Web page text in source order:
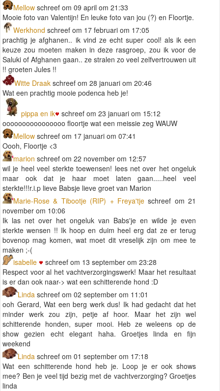
Mellow schreef om 09 april om 21:33
Mooie foto van Valentijn! En leuke foto van jou (?) en Floortje.
Werkhond schreef om 17 februari om 17:05
prachtig je afghanen.. ik vind ze echt super cool! als ik een
keuze zou moeten maken in deze rasgroep, zou ik voor de
Saluki of Afghanen gaan.. ze stralen zo veel zelfvertrouwen uit
!! groeten Jules !!
Witte Draak schreef om 28 januari om 20:46
Wat een prachtig mooie podenca heb je!
pippa en ik
schreef om 23 januari om 15:12
oooooooooooooooo floortje wat een meissie zeg WAUW
Mellow schreef om 17 januari om 07:41
Oooh, Floortje <3
marion schreef om 22 november om 12:57
wil je heel veel sterkte toewensen! lees net over het ongeluk
maar ook dat je haar moet laten gaan.....heel veel
sterkte!!!r.i.p lieve Babsje lieve groet van Marion
Marie-Rose & Tibootje (RIP) + Freya'tje schreef om 21
november om 10:06
Ik las net over het ongeluk van Babs'je en wilde je even
sterkte wensen !! Ik hoop en duim heel erg dat ze er terug
bovenop mag komen, wat moet dit vreselijk zijn om mee te
maken ;-(
isabelle
schreef om 13 september om 23:28
Respect voor al het vachtverzorgingswerk! Maar het resultaat
is er dan ook naar-> wat een schitterende hond :D
Linda schreef om 02 september om 11:01
ooh Gerard, Wat een berg werk dus! Ik had gedacht dat het
minder werk zou zijn, petje af hoor. Maar het zijn wel
schitterende honden, super mooi. Heb ze weleens op de
show gezien echt elegant haha. Groetjes linda en fijn
weekend
Linda schreef om 01 september om 17:18
Wat een schitterende hond heb je. Loop je er ook shows
mee? Ben je veel tijd bezig met de vachtverzorging? Groetjes
linda